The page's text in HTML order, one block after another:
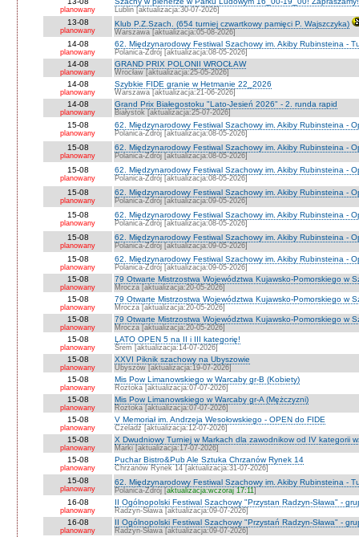
planowany Lublin [aktualizacja:30-07-2026]
13-08
planowany
Klub P.Z.Szach. (654 turniej czwartkowy pamięci P. Wajszczyka)
Warszawa [aktualizacja:05-08-2026]
14-08
planowany
62. Międzynarodowy Festiwal Szachowy im. Akiby Rubinsteina -
Polanica-Zdrój [aktualizacja:08-05-2026]
14-08
planowany
GRAND PRIX POLONII WROCŁAW
Wrocław [aktualizacja:25-05-2026]
14-08
planowany
Szybkie FIDE granie w Hetmanie 22_2026
Warszawa [aktualizacja:21-06-2026]
14-08
planowany
Grand Prix Białegostoku "Lato-Jesień 2026" - 2. runda rapid
Białystok [aktualizacja:25-07-2026]
15-08
planowany
62. Międzynarodowy Festiwal Szachowy im. Akiby Rubinsteina -
Polanica-Zdrój [aktualizacja:08-05-2026]
15-08
planowany
62. Międzynarodowy Festiwal Szachowy im. Akiby Rubinsteina -
Polanica-Zdrój [aktualizacja:08-05-2026]
15-08
planowany
62. Międzynarodowy Festiwal Szachowy im. Akiby Rubinsteina -
Polanica-Zdrój [aktualizacja:08-05-2026]
15-08
planowany
62. Międzynarodowy Festiwal Szachowy im. Akiby Rubinsteina -
Polanica-Zdrój [aktualizacja:09-05-2026]
15-08
planowany
62. Międzynarodowy Festiwal Szachowy im. Akiby Rubinsteina -
Polanica-Zdrój [aktualizacja:08-05-2026]
15-08
planowany
62. Międzynarodowy Festiwal Szachowy im. Akiby Rubinsteina -
Polanica-Zdrój [aktualizacja:09-05-2026]
15-08
planowany
62. Międzynarodowy Festiwal Szachowy im. Akiby Rubinsteina -
Polanica-Zdrój [aktualizacja:09-05-2026]
15-08
planowany
79 Otwarte Mistrzostwa Województwa Kujawsko-Pomorskiego w
Mrocza [aktualizacja:20-05-2026]
15-08
planowany
79 Otwarte Mistrzostwa Województwa Kujawsko-Pomorskiego w
Mrocza [aktualizacja:20-05-2026]
15-08
planowany
79 Otwarte Mistrzostwa Województwa Kujawsko-Pomorskiego w
Mrocza [aktualizacja:20-05-2026]
15-08
planowany
LATO OPEN 5 na II i III kategorię!
Śrem [aktualizacja:14-07-2026]
15-08
planowany
XXVI Piknik szachowy na Ubyszowie
Ubyszów [aktualizacja:19-07-2026]
15-08
planowany
Mis Pow Limanowskiego w Warcaby gr-B (Kobiety)
Roztoka [aktualizacja:07-07-2026]
15-08
planowany
Mis Pow Limanowskiego w Warcaby gr-A (Mężczyzni)
Roztoka [aktualizacja:07-07-2026]
15-08
planowany
V Memoriał im. Andrzeja Wesołowskiego - OPEN do FIDE
Czeladź [aktualizacja:12-07-2026]
15-08
planowany
X Dwudniowy Turniej w Markach dla zawodnikow od IV kategorii
Marki [aktualizacja:17-07-2026]
15-08
planowany
Puchar Bistro&Pub Ale Sztuka Chrzanów Rynek 14
Chrzanów Rynek 14 [aktualizacja:31-07-2026]
15-08
planowany
62. Międzynarodowy Festiwal Szachowy im. Akiby Rubinsteina -
Polanica-Zdrój [aktualizacja:wczoraj 17:11]
16-08
planowany
II Ogólnopolski Festiwal Szachowy "Przystan Radzyn-Sława" -
Radzyn-Sława [aktualizacja:09-07-2026]
16-08
planowany
II Ogólnopolski Festiwal Szachowy "Przystań Radzyn-Sława" -
Radzyn-Sława [aktualizacja:09-07-2026]